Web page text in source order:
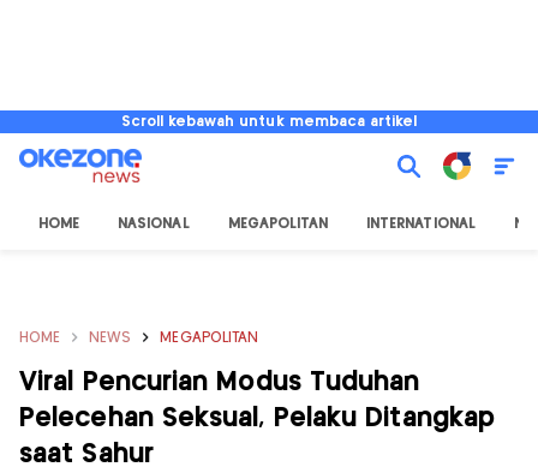
Scroll kebawah untuk membaca artikel
HOME NASIONAL MEGAPOLITAN INTERNATIONAL
HOME NEWS MEGAPOLITAN
Viral Pencurian Modus Tuduhan
Pelecehan Seksual, Pelaku Ditangkap
saat Sahur